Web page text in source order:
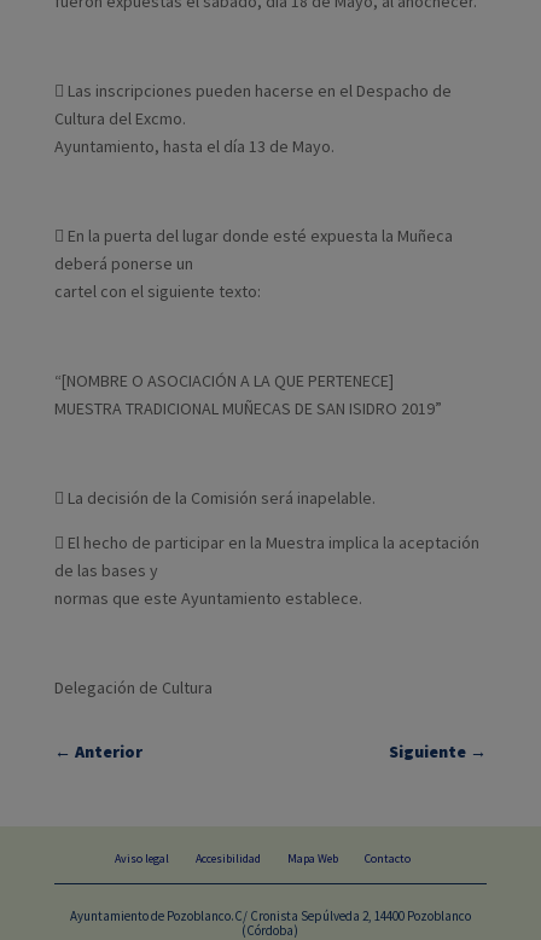
 Las inscripciones pueden hacerse en el Despacho de
Cultura del Excmo.
Ayuntamiento, hasta el día 13 de Mayo.
 En la puerta del lugar donde esté expuesta la Muñeca
deberá ponerse un
cartel con el siguiente texto:
“[NOMBRE O ASOCIACIÓN A LA QUE PERTENECE]
MUESTRA TRADICIONAL MUÑECAS DE SAN ISIDRO 2019”
 La decisión de la Comisión será inapelable.
 El hecho de participar en la Muestra implica la aceptación
de las bases y
normas que este Ayuntamiento establece.
Delegación de Cultura
← Anterior Siguiente →
Aviso legal Accesibilidad Mapa Web Contacto
Ayuntamiento de Pozoblanco.C/ Cronista Sepúlveda 2, 14400 Pozoblanco
(Córdoba)